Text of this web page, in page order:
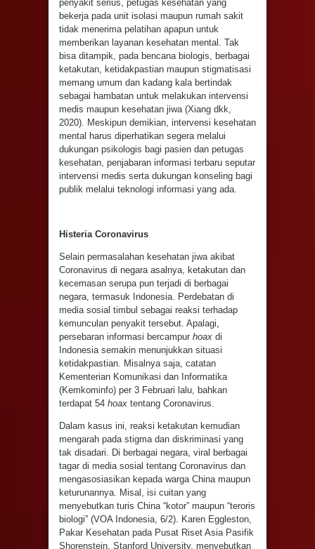
penyakit serius, petugas kesehatan yang
bekerja pada unit isolasi maupun rumah sakit
tidak menerima pelatihan apapun untuk
memberikan layanan kesehatan mental. Tak
bisa ditampik, pada bencana biologis, berbagai
ketakutan, ketidakpastian maupun stigmatisasi
memang umum dan kadang kala bertindak
sebagai hambatan untuk melakukan intervensi
medis maupun kesehatan jiwa (Xiang dkk,
2020). Meskipun demikian, intervensi kesehatan
mental harus diperhatikan segera melalui
dukungan psikologis bagi pasien dan petugas
kesehatan, penjabaran informasi terbaru seputar
intervensi medis serta dukungan konseling bagi
publik melalui teknologi informasi yang ada.
Histeria Coronavirus
Selain permasalahan kesehatan jiwa akibat
Coronavirus di negara asalnya, ketakutan dan
kecemasan serupa pun terjadi di berbagai
negara, termasuk Indonesia. Perdebatan di
media sosial timbul sebagai reaksi terhadap
kemunculan penyakit tersebut. Apalagi,
persebaran informasi bercampur hoax di
Indonesia semakin menunjukkan situasi
ketidakpastian. Misalnya saja, catatan
Kementerian Komunikasi dan Informatika
(Kemkominfo) per 3 Februari lalu, bahkan
terdapat 54 hoax tentang Coronavirus.
Dalam kasus ini, reaksi ketakutan kemudian
mengarah pada stigma dan diskriminasi yang
tak disadari. Di berbagai negara, viral berbagai
tagar di media sosial tentang Coronavirus dan
mengasosiasikan kepada warga China maupun
keturunannya. Misal, isi cuitan yang
menyebutkan turis China “kotor” maupun “teroris
biologi” (VOA Indonesia, 6/2). Karen Eggleston,
Pakar Kesehatan pada Pusat Riset Asia Pasifik
Shorenstein, Stanford University, menyebutkan